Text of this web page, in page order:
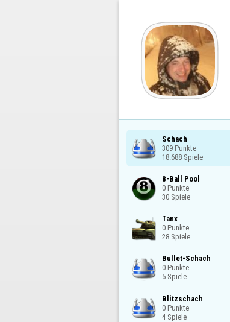
Schach
309 Punkte
18.688 Spiele
8-Ball Pool
0 Punkte
30 Spiele
Tanx
0 Punkte
28 Spiele
Bullet-Schach
0 Punkte
5 Spiele
Blitzschach
0 Punkte
4 Spiele